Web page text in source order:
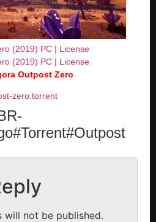
Outpost Zero
zero.torrent
will not be published.